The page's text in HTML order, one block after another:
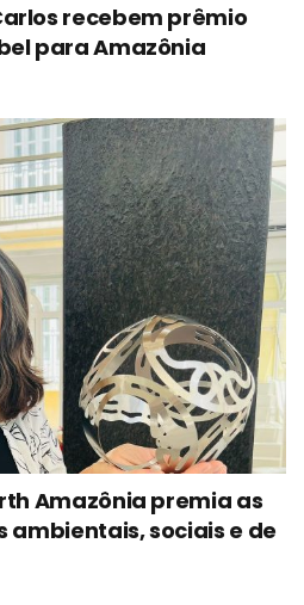
recebem prêmio
para Amazônia
Amazônia premia as
ambientais, sociais e de